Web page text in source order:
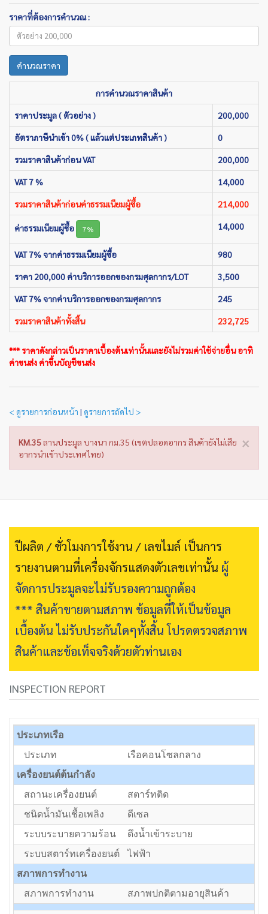
ราคาที่ต้องการคำนวณ :
คำนวณราคา
การคำนวณราคาสินค้า
ราคาประมูล ( ตัวอย่าง ) 200,000
อัตราภาษีนำเข้า 0% ( แล้วแต่ประเภทสินค้า ) 0
รวมราคาสินค้าก่อน VAT 200,000
VAT 7 % 14,000
รวมราคาสินค้าก่อนค่าธรรมเนียมผู้ซื้อ 214,000
ค่าธรรมเนียมผู้ซื้อ 7% 14,000
VAT 7% จากค่าธรรมเนียมผู้ซื้อ 980
ราคา 200,000 ค่าบริการออกของกรมศุลกากร/LOT 3,500
VAT 7% จากค่าบริการออกของกรมศุลกากร 245
รวมราคาสินค้าทั้งสิ้น 232,725
*** ราคาดังกล่าวเป็นราคาเบื้องต้นเท่านั้นและยังไม่รวมค่าใช้จ่ายอื่น อาทิ
ค่าขนส่ง ค่าขึ้นบัญชีขนส่ง
< ดูรายการก่อนหน้า | ดูรายการถัดไป >
×
KM.35ลานประมูล บางนา กม.35 (เขตปลอดอากร สินค้ายังไม่เสีย
อากรนำเข้าประเทศไทย)
ปีผลิต / ชั่วโมงการใช้งาน / เลขไมล์ เป็นการ
รายงานตามที่เครื่องจักรแสดงตัวเลขเท่านั้น ผู้
จัดการประมูลจะไม่รับรองความถูกต้อง
*** สินค้าขายตามสภาพ ข้อมูลที่ให้เป็นข้อมูล
เบื้องต้น ไม่รับประกันใดๆทั้งสิ้น โปรดตรวจสภาพ
สินค้าและข้อเท็จจริงด้วยตัวท่านเอง
INSPECTION REPORT
ประเภทเรือ
ประเภท
เรือคอนโซลกลาง
เครื่องยนต์ต้นกำลัง
สถานะเครื่องยนต์
สตาร์ทติด
ชนิดน้ำมันเชื้อเพลิง
ดีเซล
ระบบระบายความร้อน
ดึงน้ำเข้าระบาย
ระบบสตาร์ทเครื่องยนต์
ไฟฟ้า
สภาพการทำงาน
สภาพการทำงาน
สภาพปกติตามอายุสินค้า